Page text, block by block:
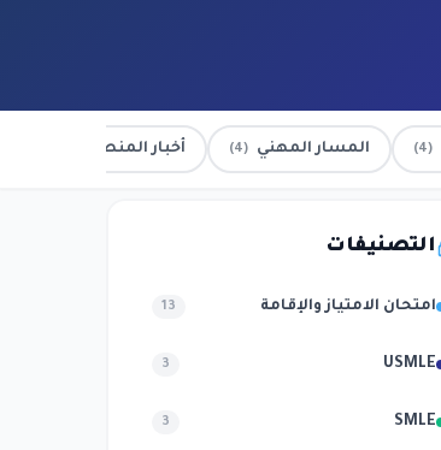
(4) المسار المهني (4) أخبار المنصة
التصنيفات
امتحان الامتياز والإقامة 13
USMLE
3
SMLE
3